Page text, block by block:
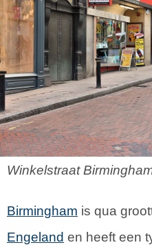
Winkelstraat
Birmingham is qua
Engeland en heeft een